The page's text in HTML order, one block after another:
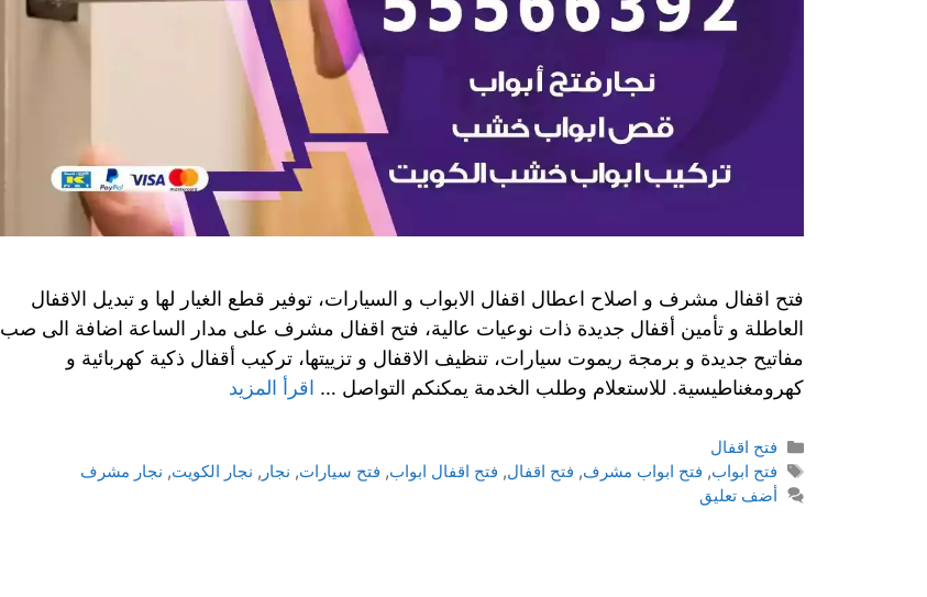
فتح اقفال مشرف و اصلاح اعطال اقفال الابواب و السيارات، توفير قطع الغيار لها و تبديل الاقفال
العاطلة و تأمين أقفال جديدة ذات نوعيات عالية، فتح اقفال مشرف على مدار الساعة اضافة الى صب
مفاتيح جديدة و برمجة ريموت سيارات، تنظيف الاقفال و تزييتها، تركيب أقفال ذكية كهربائية و
كهرومغناطيسية. للاستعلام وطلب الخدمة يمكنكم التواصل … اقرأ المزيد
فتح اقفال
فتح ابواب, فتح ابواب مشرف, فتح اقفال, فتح اقفال ابواب, فتح سيارات, نجار , نجار الكويت, نجار مشرف
أضف تعليق